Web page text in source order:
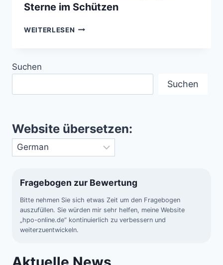
Sterne im Schützen
WEITERLESEN DER
Suchen
Suchen
Website übersetzen:
Fragebogen zur Bewertung
Bitte nehmen Sie sich etwas Zeit um den Fragebogen
auszufüllen. Sie würden mir sehr helfen, meine Website
„hpo-online.de“ kontinuierlich zu verbessern und
weiterzuentwickeln.